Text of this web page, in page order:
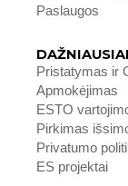
Paslaugos
Pristatymas ir
Apmokėjimas
ESTO
Pirkimas
Privatumo
ES projektai